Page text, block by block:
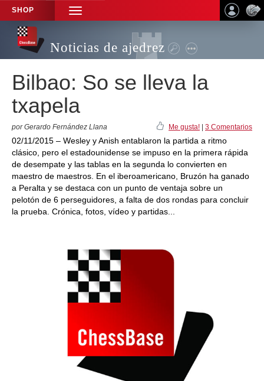
SHOP
TOGGLE
NAVIGATION
Noticias de ajedrez
Bilbao: So se lleva la
txapela
por Gerardo Fernández Llana Me gusta! 3 Comentarios
02/11/2015 – Wesley y Anish entablaron la partida a ritmo
clásico, pero el estadounidense se impuso en la primera rápida
de desempate y las tablas en la segunda lo convierten en
maestro de maestros. En el iberoamericano, Bruzón ha ganado
a Peralta y se destaca con un punto de ventaja sobre un
pelotón de 6 perseguidores, a falta de dos rondas para concluir
la prueba. Crónica, fotos, vídeo y partidas...